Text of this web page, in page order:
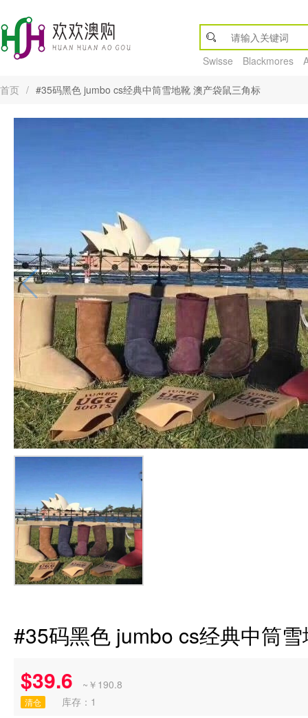
Swisse Blackmores
首页 / #35码黑色 jumbo cs经典中筒雪地靴 澳产袋鼠三角标
#35码黑色 jumbo cs经典中筒
$39.6
~￥190.8
清仓 库存：1